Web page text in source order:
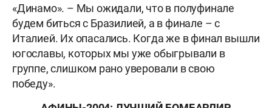
«Динамо». – Мы ожидали, что в полуфинале
будем биться с Бразилией, а в финале – с
Италией. Их опасались. Когда же в финал вышли
югославы, которых мы уже обыгрывали в
группе, слишком рано уверовали в свою
победу».